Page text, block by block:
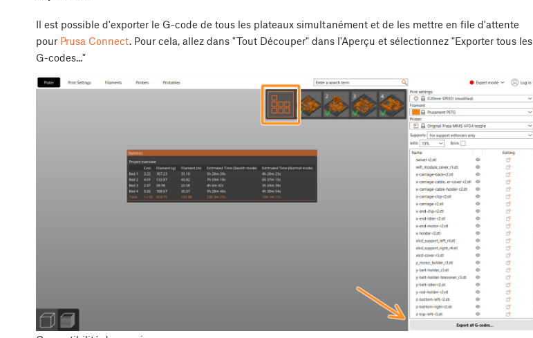
Il est possible d'exporter le G-code de tous les plateaux simultanément et de les mettre en file d'attente
pour Prusa Connect . Pour cela, allez dans "Tout Découper" dans l'Aperçu et sélectionnez "Exporter tous les
G-codes..."